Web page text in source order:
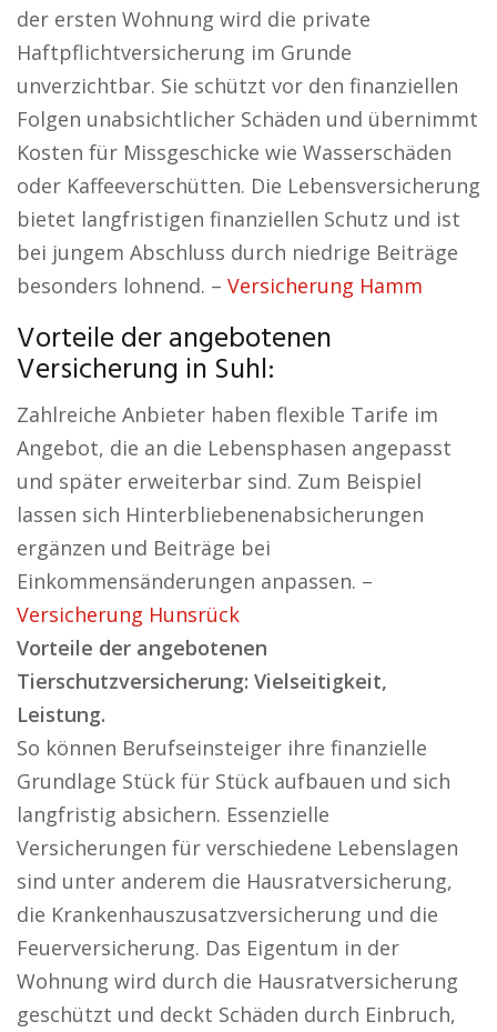
der ersten Wohnung wird die private
Haftpflichtversicherung im Grunde
unverzichtbar. Sie schützt vor den finanziellen
Folgen unabsichtlicher Schäden und übernimmt
Kosten für Missgeschicke wie Wasserschäden
oder Kaffeeverschütten. Die Lebensversicherung
bietet langfristigen finanziellen Schutz und ist
bei jungem Abschluss durch niedrige Beiträge
besonders lohnend. – Versicherung Hamm
Vorteile der angebotenen
Versicherung in Suhl:
Zahlreiche Anbieter haben flexible Tarife im
Angebot, die an die Lebensphasen angepasst
und später erweiterbar sind. Zum Beispiel
lassen sich Hinterbliebenenabsicherungen
ergänzen und Beiträge bei
Einkommensänderungen anpassen. –
Versicherung Hunsrück
Vorteile der angebotenen
Tierschutzversicherung: Vielseitigkeit,
Leistung.
So können Berufseinsteiger ihre finanzielle
Grundlage Stück für Stück aufbauen und sich
langfristig absichern. Essenzielle
Versicherungen für verschiedene Lebenslagen
sind unter anderem die Hausratversicherung,
die Krankenhauszusatzversicherung und die
Feuerversicherung. Das Eigentum in der
Wohnung wird durch die Hausratversicherung
geschützt und deckt Schäden durch Einbruch,